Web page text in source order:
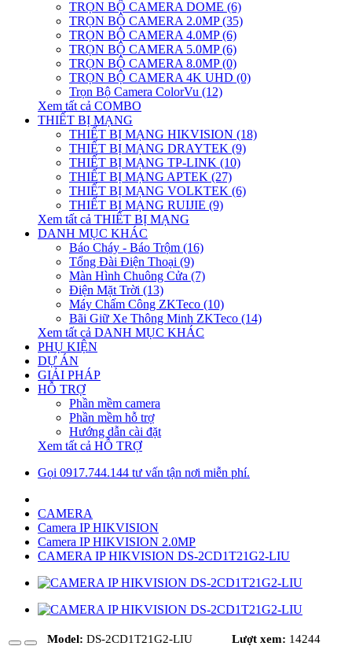
TRỌN BỘ CAMERA DOME (6)
TRỌN BỘ CAMERA 2.0MP (35)
TRỌN BỘ CAMERA 4.0MP (6)
TRỌN BỘ CAMERA 5.0MP (6)
TRỌN BỘ CAMERA 8.0MP (0)
TRỌN BỘ CAMERA 4K UHD (0)
Trọn Bộ Camera ColorVu (12)
Xem tất cả COMBO
THIẾT BỊ MẠNG
THIẾT BỊ MẠNG HIKVISION (18)
THIẾT BỊ MẠNG DRAYTEK (9)
THIẾT BỊ MẠNG TP-LINK (10)
THIẾT BỊ MẠNG APTEK (27)
THIẾT BỊ MẠNG VOLKTEK (6)
THIẾT BỊ MẠNG RUIJIE (9)
Xem tất cả THIẾT BỊ MẠNG
DANH MỤC KHÁC
Báo Cháy - Báo Trộm (16)
Tổng Đài Điện Thoại (9)
Màn Hình Chuông Cửa (7)
Điện Mặt Trời (13)
Máy Chấm Công ZKTeco (10)
Bãi Giữ Xe Thông Minh ZKTeco (14)
Xem tất cả DANH MỤC KHÁC
PHỤ KIỆN
DỰ ÁN
GIẢI PHÁP
HỖ TRỢ
Phần mềm camera
Phần mềm hỗ trợ
Hướng dẫn cài đặt
Xem tất cả HỖ TRỢ
Gọi 0917.744.144 tư vấn tận nơi miễn phí.
CAMERA
Camera IP HIKVISION
Camera IP HIKVISION 2.0MP
CAMERA IP HIKVISION DS-2CD1T21G2-LIU
Model: DS-2CD1T21G2-LIU Lượt xem: 14244